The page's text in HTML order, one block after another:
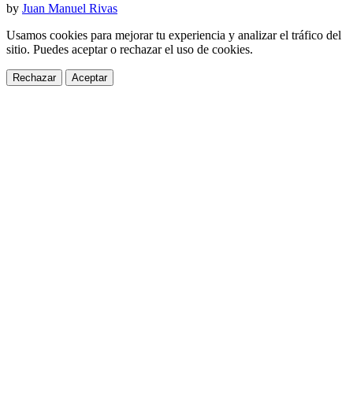
by Juan Manuel Rivas
Usamos cookies para mejorar tu experiencia y analizar el tráfico del
sitio. Puedes aceptar o rechazar el uso de cookies.
Rechazar Aceptar